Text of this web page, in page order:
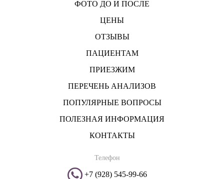
ФОТО ДО И ПОСЛЕ
ЦЕНЫ
ОТЗЫВЫ
ПАЦИЕНТАМ
ПРИЕЗЖИМ
ПЕРЕЧЕНЬ АНАЛИЗОВ
ПОПУЛЯРНЫЕ ВОПРОСЫ
ПОЛЕЗНАЯ ИНФОРМАЦИЯ
КОНТАКТЫ
Телефон
+7 (928) 545-99-66